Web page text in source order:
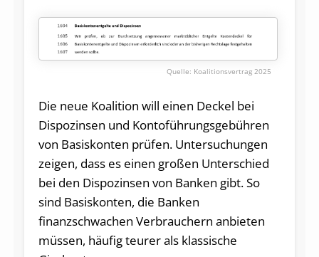
Koalitionsvertrag 2025
Die neue Koalition will einen Deckel bei
Dispozinsen und Kontoführungsgebühren
von Basiskonten prüfen. Untersuchungen
zeigen, dass es einen großen Unterschied
bei den Dispozinsen von Banken gibt. So
sind Basiskonten, die Banken
finanzschwachen Verbrauchern anbieten
müssen, häufig teurer als klassische